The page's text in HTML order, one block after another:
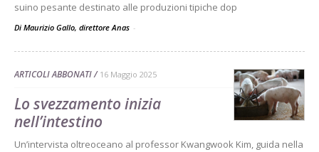
suino pesante destinato alle produzioni tipiche dop
Di Maurizio Gallo, direttore Anas -
ARTICOLI ABBONATI 16 Maggio 2025
Lo svezzamento inizia
nell’intestino
Un’intervista oltreoceano al professor Kwangwook Kim, guida nella